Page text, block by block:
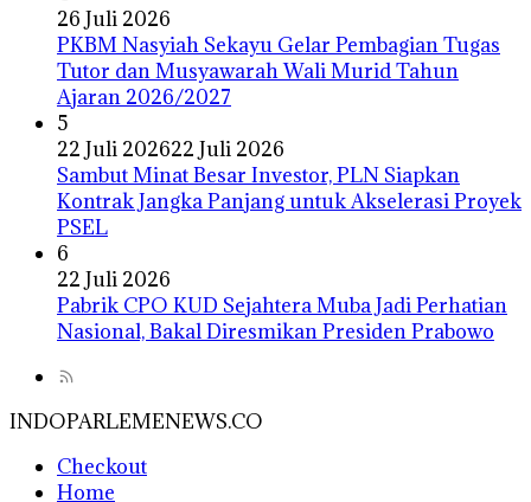
26 Juli 2026
PKBM Nasyiah Sekayu Gelar Pembagian Tugas
Tutor dan Musyawarah Wali Murid Tahun
Ajaran 2026/2027
5
22 Juli 202622 Juli 2026
Sambut Minat Besar Investor, PLN Siapkan
Kontrak Jangka Panjang untuk Akselerasi Proyek
PSEL
6
22 Juli 2026
Pabrik CPO KUD Sejahtera Muba Jadi Perhatian
Nasional, Bakal Diresmikan Presiden Prabowo
INDOPARLEMENEWS.CO
Checkout
Home